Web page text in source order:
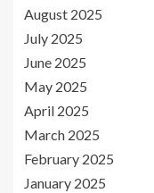
August 2025
July 2025
June 2025
May 2025
April 2025
March 2025
February 2025
January 2025